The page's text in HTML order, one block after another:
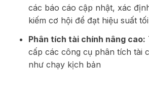
các báo cáo cập nhật, xác
kiếm cơ hội để đạt hiệu suất
Phân tích tài chính nâng cao:
cấp các công cụ phân tích tài
như chạy kịch bản